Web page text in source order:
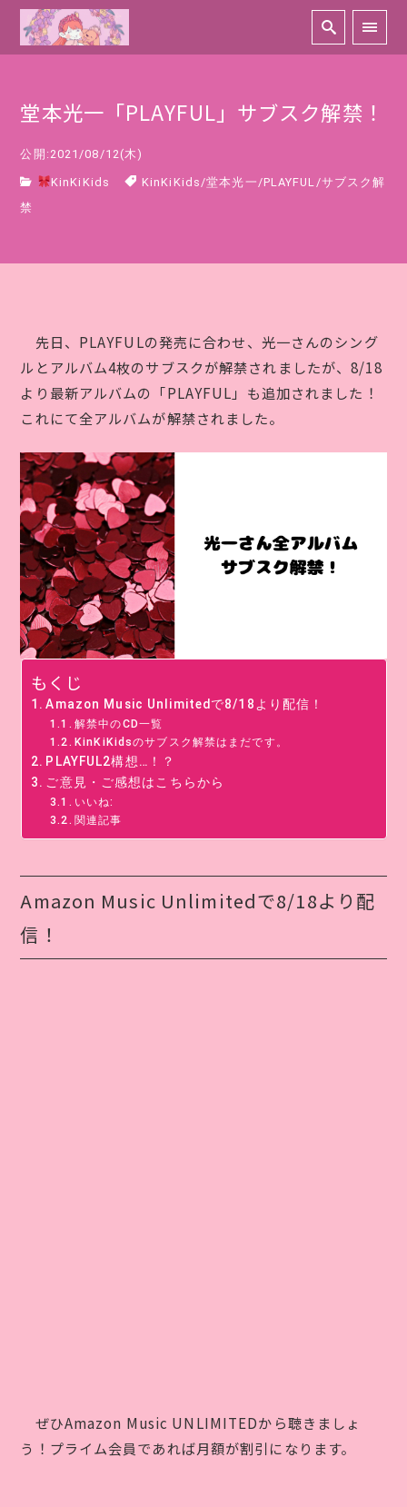
堂本光一「PLAYFUL」サブスク解禁！
公開:2021/08/12(木)
KinKiKids KinKiKids /堂本光一 /PLAYFUL /サブスク解
禁
先日、PLAYFULの発売に合わせ、光一さんのシング
ルとアルバム4枚のサブスクが解禁されましたが、8/18
より最新アルバムの「PLAYFUL」も追加されました！
これにて全アルバムが解禁されました。
もくじ
Amazon Music Unlimitedで8/18より配信！
解禁中のCD一覧
KinKiKidsのサブスク解禁はまだです。
PLAYFUL2構想…！？
ご意見・ご感想はこちらから
いいね:
関連記事
Amazon Music Unlimitedで8/18より配
信！
ぜひAmazon Music UNLIMITEDから聴きましょ
う！プライム会員であれば月額が割引になります。